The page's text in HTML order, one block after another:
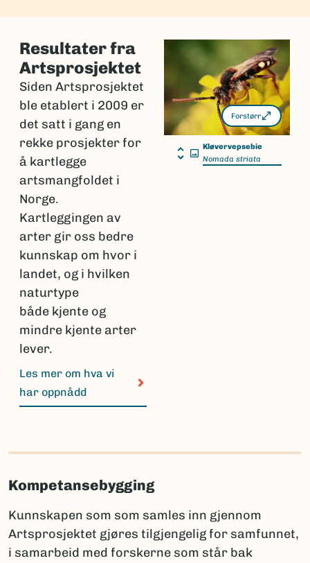
Forstørr
Kløvervepsebie
Nomada striata
Resultater fra
Artsprosjektet
Siden Artsprosjektet
ble etablert i 2009 er
det satt i gang en
rekke prosjekter for
å kartlegge
artsmangfoldet i
Norge.
Kartleggingen av
arter gir oss bedre
kunnskap om hvor i
landet, og i hvilken
naturtype
både kjente og
mindre kjente arter
lever.
Les mer om hva vi
har oppnådd
Kompetansebygging
Kunnskapen som som samles inn gjennom
Artsprosjektet gjøres tilgjengelig for samfunnet,
i samarbeid med forskerne som står bak